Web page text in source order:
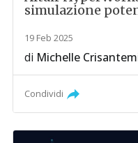
simulazione
19 Feb 2025
di Michelle
Condividi